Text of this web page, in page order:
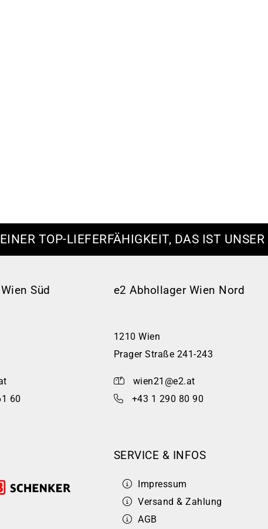
TOP-LIEFERFÄHIGKEIT, DAS IST UNSER
Süd
60
e2 Abhollager Wien Nord
1210 Wien
Prager Straße 241-243
wien21@e2.at
+43 1 290 80 90
SERVICE & INFOS
Impressum
Versand & Zahlung
AGB